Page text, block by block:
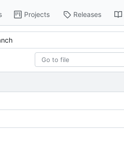
Projects Releases